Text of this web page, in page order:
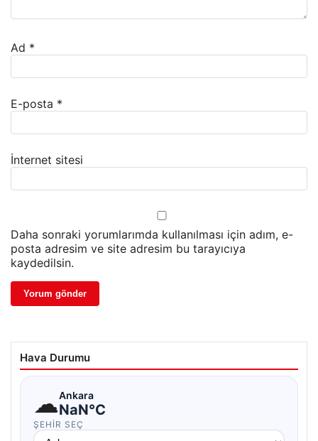
Ad *
E-posta *
İnternet sitesi
Daha sonraki yorumlarımda kullanılması için adım, e-
posta adresim ve site adresim bu tarayıcıya
kaydedilsin.
Hava Durumu
☁Ankara
NaN°C
ŞEHIR SEÇ